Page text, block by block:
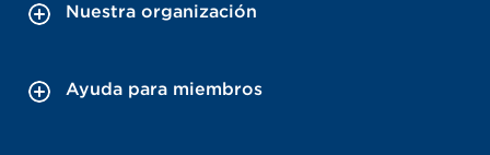
Nuestra organización
Ayuda para miembros